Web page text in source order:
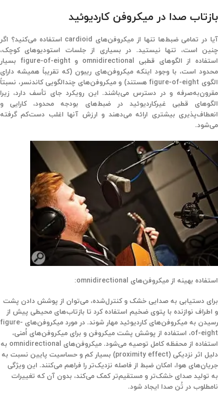
بازتاب صدا در میکروفن کاردیوئید
آیا در تمامی ضبط‌ها تنها از میکروفن‌های cardioid استفاده می‌کنید؟ اگر
چنین است، تنها نیستید. در بسیاری از جلسات استودیوهای کوچک،
استفاده از الگوهای قطبی omnidirectional و
figure-of-eight بسیار
محدود است، با وجود اینکه میکروفن‌های ریبون (که تقریباً همیشه دارای
الگوی figure-of-eight هستند) و میکروفن‌های چندالگویی کاندنسر، نسبتاً
مقرون‌به‌صرفه و در دسترس می‌باشند. این رویکرد جای تأسف دارد، زیرا
الگوهای قطبی غیرکاردیوئید در ضبط‌های بودجه محدود، کارایی و
انعطاف‌پذیری بیشتری ارائه می‌دهند و ارزش آنها اغلب دست‌کم گرفته
می‌شود.
استفاده بهینه از میکروفن‌های omnidirectional:
برای دستیابی به صدایی خشک و کنترل‌شده، می‌توان از پوشش دادن پشت
و اطراف نوازنده با پتوی ضخیم استفاده کرد تا بازتاب‌های محیطی پیش از
رسیدن به میکروفن‌های کاردیوئید مهار شوند. در مورد میکروفن‌های figure-
of-eight، استفاده از پوشش پشت میکروفن و برای میکروفن‌های اُمنی،
استفاده از محفظه کامل توصیه می‌شود. میکروفن‌های omnidirectional به
دلیل اثر نزدیکی (proximity effect) بسیار کم و حساسیت پایین نسبت به
جریان‌های هوا، امکان ضبط از فاصله نزدیک‌تر را فراهم می‌کنند. این ویژگی
به تولید صدای خشک‌تر و مستقیم‌تر کمک می‌کند، بدون آن که تغییرات
نامطلوب در تُن صدا ایجاد شود.